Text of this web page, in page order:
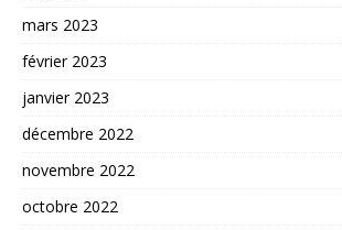
mars 2023
février 2023
janvier 2023
décembre 2022
novembre 2022
octobre 2022